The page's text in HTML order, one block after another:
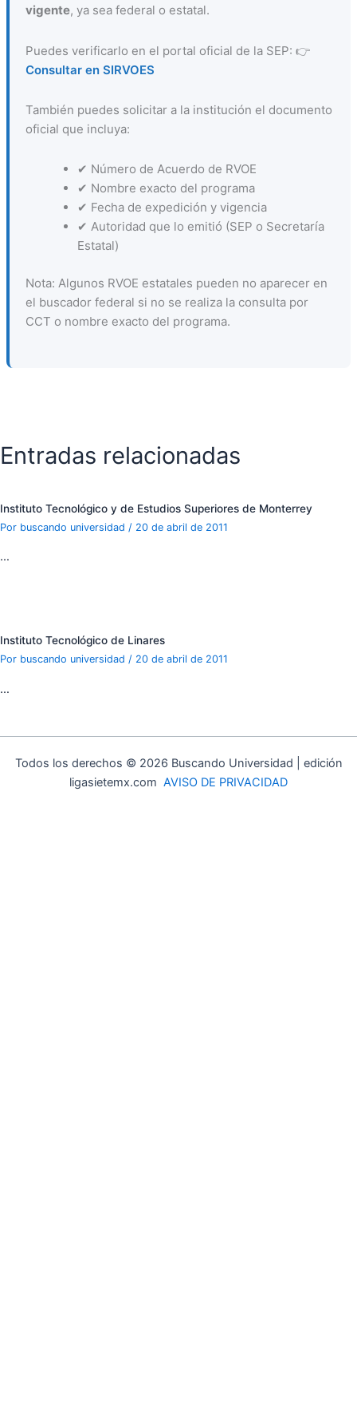
vigente, ya sea federal o estatal.
Puedes verificarlo en el portal oficial de la SEP: 👉
Consultar en SIRVOES
También puedes solicitar a la institución el documento
oficial que incluya:
✔ Número de Acuerdo de RVOE
✔ Nombre exacto del programa
✔ Fecha de expedición y vigencia
✔ Autoridad que lo emitió (SEP o Secretaría
Estatal)
Nota: Algunos RVOE estatales pueden no aparecer en
el buscador federal si no se realiza la consulta por
CCT o nombre exacto del programa.
Entradas relacionadas
Instituto Tecnológico y de Estudios Superiores de Monterrey
Por buscando universidad / 20 de abril de 2011
…
Instituto Tecnológico de Linares
Por buscando universidad / 20 de abril de 2011
…
Todos los derechos © 2026 Buscando Universidad | edición
ligasietemx.com AVISO DE PRIVACIDAD